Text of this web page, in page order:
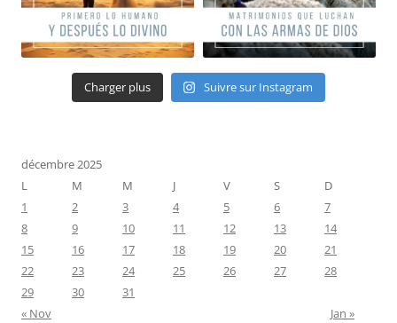
Charger plus Suivre sur Instagram
décembre 2025
L
M M J V S
D
1
2 3 4 5 6
7
8
9 10 11 12 13
14
15
16 17 18 19 20
21
22
23 24 25 26 27
28
29
30
31
« Nov
Jan »